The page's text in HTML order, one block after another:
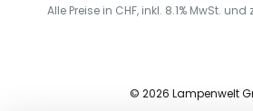
Alle Preise in CHF, inkl. 8.1% MwSt.
© 2026 Lampenwelt